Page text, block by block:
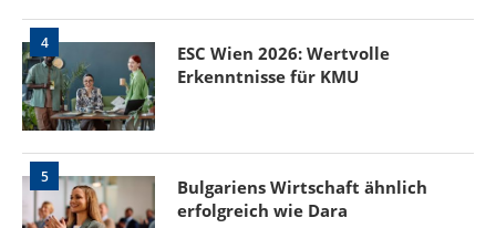
4
ESC Wien 2026: Wertvolle
Erkenntnisse für KMU
5
Bulgariens Wirtschaft ähnlich
erfolgreich wie Dara